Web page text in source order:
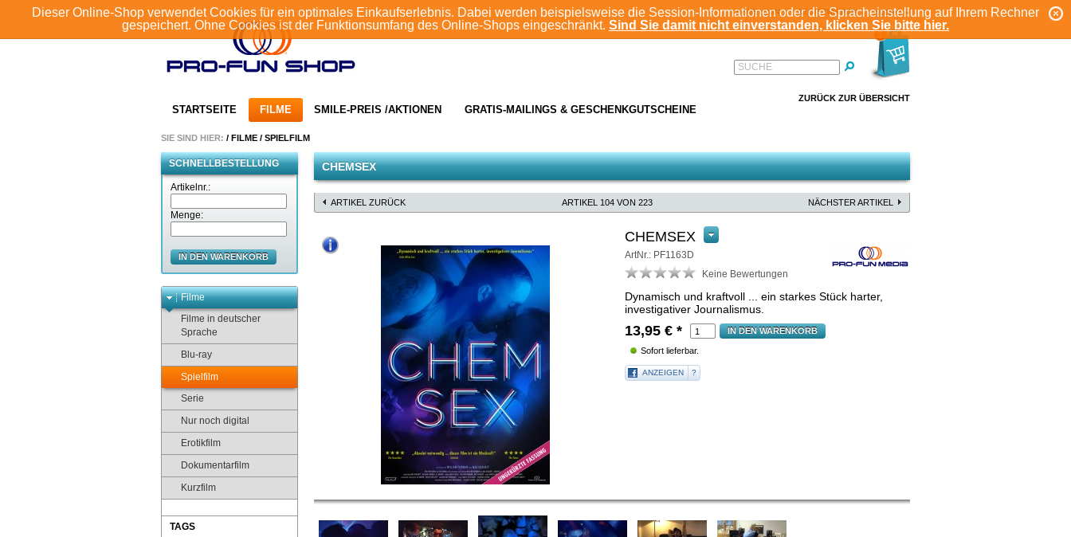
Dieser Online-Shop verwendet Cookies für ein optimales Einkaufserlebnis. Dabei werden beispielsweise die Session-Informationen oder die Spracheinstellung auf Ihrem Rechner
gespeichert. Ohne Cookies ist der Funktionsumfang des Online-Shops eingeschränkt. Sind Sie damit nicht einverstanden, klicken Sie bitte hier.
KONTO
ANMELDEN REGISTRIEREN
STARTSEITE FILME SMILE-PREIS /AKTIONEN GRATIS-MAILINGS & GESCHENKGUTSCHEINE
1
SUCHE
SIE SIND HIER: / FILME / SPIELFILM
SCHNELLBESTELLUNG
Artikelnr.:
Menge:
IN DEN WARENKORB
Filme
Filme in deutscher
Sprache
Blu-ray
Spielfilm
Serie
Nur noch digital
Erotikfilm
Dokumentarfilm
Kurzfilm
TAGS
ZURÜCK ZUR ÜBERSICHT
CHEMSEX
ARTIKEL ZURÜCK ARTIKEL 104 VON 223 NÄCHSTER ARTIKEL
CHEMSEX
ArtNr.: PF1163D
Keine Bewertungen
Dynamisch und kraftvoll ... ein starkes Stück harter,
investigativer Journalismus.
13,95 € * IN DEN WARENKORB
Sofort lieferbar.
ANZEIGEN ?